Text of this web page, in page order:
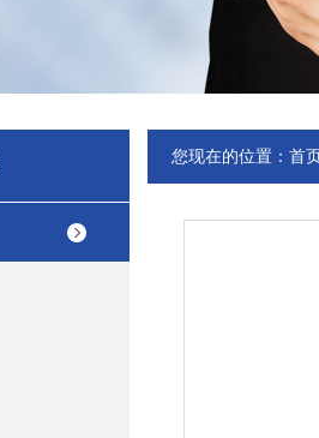
您现在的位置： 首